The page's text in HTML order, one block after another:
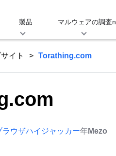
製品 マルウェアの調査n
イト Torathing.com
ラウザハイジャッカー年Mezo